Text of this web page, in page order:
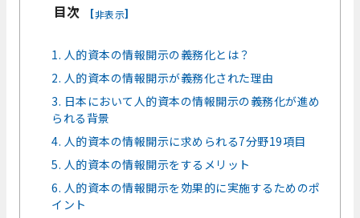
目次 [非表示]
1. 人的資本の情報開示の義務化とは？
2. 人的資本の情報開示が義務化された理由
3. 日本において人的資本の情報開示の義務化が進め
られる背景
4. 人的資本の情報開示に求められる7分野19項目
5. 人的資本の情報開示をするメリット
6. 人的資本の情報開示を効果的に実施するためのポ
イント